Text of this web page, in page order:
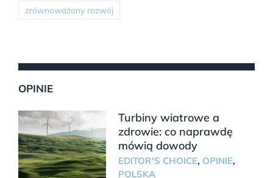
zrównoważony rozwój
OPINIE
Turbiny wiatrowe a
zdrowie: co naprawdę
mówią dowody
EDITOR'S CHOICE, OPINIE,
POLSKA